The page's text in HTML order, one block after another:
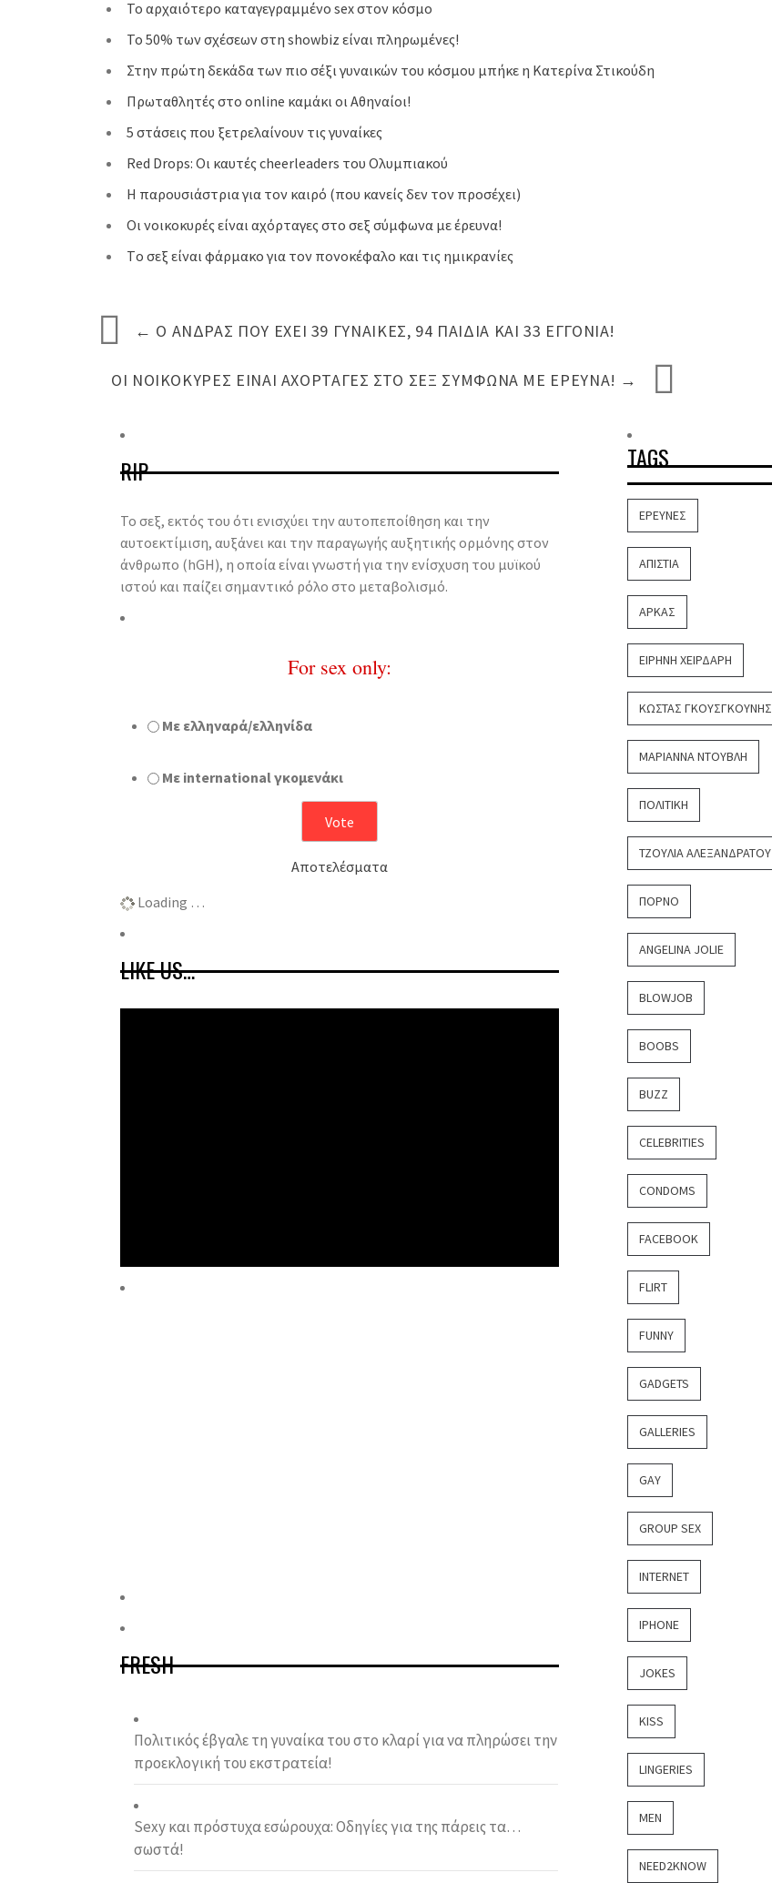
Το αρχαιότερο καταγεγραμμένο sex στον κόσμο
To 50% των σχέσεων στη showbiz είναι πληρωμένες!
Στην πρώτη δεκάδα των πιο σέξι γυναικών του κόσμου μπήκε η Κατερίνα Στικούδη
Πρωταθλητές στο online καμάκι οι Αθηναίοι!
5 στάσεις που ξετρελαίνουν τις γυναίκες
Red Drops: Οι καυτές cheerleaders του Ολυμπιακού
Η παρουσιάστρια για τον καιρό (που κανείς δεν τον προσέχει)
Οι νοικοκυρές είναι αχόρταγες στο σεξ σύμφωνα με έρευνα!
Tο σεξ είναι φάρμακο για τον πονοκέφαλο και τις ημικρανίες
← O ΆΝΔΡΑΣ ΠΟΥ ΈΧΕΙ 39 ΓΥΝΑΊΚΕΣ, 94 ΠΑΙΔΙΆ ΚΑΙ 33 ΕΓΓΌΝΙΑ!
ΟΙ ΝΟΙΚΟΚΥΡΈΣ ΕΊΝΑΙ ΑΧΌΡΤΑΓΕΣ ΣΤΟ ΣΕΞ ΣΎΜΦΩΝΑ ΜΕ ΈΡΕΥΝΑ! →
RIP
Το σεξ, εκτός του ότι ενισχύει την αυτοπεποίθηση και την
αυτοεκτίμιση, αυξάνει και την παραγωγής αυξητικής ορμόνης στον
άνθρωπο (hGH), η οποία είναι γνωστή για την ενίσχυση του μυϊκού
ιστού και παίζει σημαντικό ρόλο στο μεταβολισμό.
For sex only:
Με ελληναρά/ελληνίδα
Με international γκομενάκι
Αποτελέσματα
Loading …
LIKE US…
FRESH
Πολιτικός έβγαλε τη γυναίκα του στο κλαρί για να πληρώσει την
προεκλογική του εκστρατεία!
Sexy και πρόστυχα εσώρουχα: Οδηγίες για της πάρεις τα…
σωστά!
TAGS
ΈΡΕΥΝΕΣ
ΑΠΙΣΤΊΑ
ΑΡΚΆΣ
ΕΙΡΉΝΗ ΧΕΙΡΔΆΡΗ
ΚΏΣΤΑΣ ΓΚΟΥΣΓΚΟΎΝΗΣ
ΜΑΡΙΆΝΝΑ ΝΤΟΎΒΛΗ
ΠΟΛΙΤΙΚΉ
ΤΖΟΎΛΙΑ ΑΛΕΞΑΝΔΡΆΤΟΥ
ΠΟΡΝΌ
ANGELINA JOLIE
BLOWJOB
BOOBS
BUZZ
CELEBRITIES
CONDOMS
FACEBOOK
FLIRT
FUNNY
GADGETS
GALLERIES
GAY
GROUP SEX
INTERNET
IPHONE
JOKES
KISS
LINGERIES
MEN
NEED2KNOW